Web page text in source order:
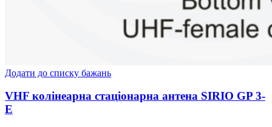
Додати до списку бажань
VHF колінеарна стаціонарна антена SIRIO GP 3-
Е